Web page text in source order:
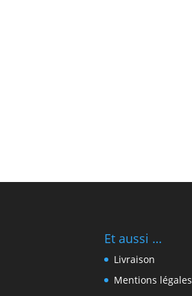
Et aussi …
Livraison
Mentions légales